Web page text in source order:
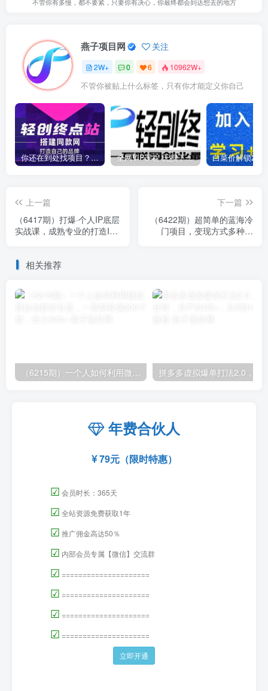
燕子项目网 关注
2W+ 0 6 10962W+
不管你被贴上什么标签，只有你才能定义你自己
你还在到处找项目？还在当韭菜？我靠卖项目一个月收入5万+，曾经我也是个失败者。 全网VIP课程 无损下载~
上一篇
（6417期）打爆·个人IP底层
实战课，成熟专业的打造IP
下一篇
（6422期）超简单的蓝海冷
门项目，变现方式多种多
相关推荐
年费合伙人
79元（限时特惠）
☑ 会员时长：365天
☑ 全站资源免费获取1年
☑ 推广佣金高达50％
☑ 内部会员专属【微信】交流群
☑ =====================
☑ =====================
☑ =====================
☑ =====================
立即开通